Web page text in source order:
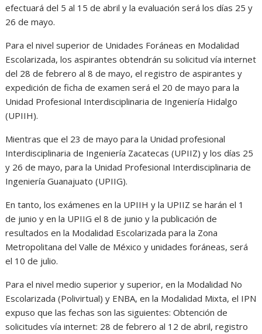
efectuará del 5 al 15 de abril y la evaluación será los días 25 y
26 de mayo.
Para el nivel superior de Unidades Foráneas en Modalidad
Escolarizada, los aspirantes obtendrán su solicitud vía internet
del 28 de febrero al 8 de mayo, el registro de aspirantes y
expedición de ficha de examen será el 20 de mayo para la
Unidad Profesional Interdisciplinaria de Ingeniería Hidalgo
(UPIIH).
Mientras que el 23 de mayo para la Unidad profesional
Interdisciplinaria de Ingeniería Zacatecas (UPIIZ) y los días 25
y 26 de mayo, para la Unidad Profesional Interdisciplinaria de
Ingeniería Guanajuato (UPIIG).
En tanto, los exámenes en la UPIIH y la UPIIZ se harán el 1
de junio y en la UPIIG el 8 de junio y la publicación de
resultados en la Modalidad Escolarizada para la Zona
Metropolitana del Valle de México y unidades foráneas, será
el 10 de julio.
Para el nivel medio superior y superior, en la Modalidad No
Escolarizada (Polivirtual) y ENBA, en la Modalidad Mixta, el IPN
expuso que las fechas son las siguientes: Obtención de
solicitudes vía internet: 28 de febrero al 12 de abril, registro